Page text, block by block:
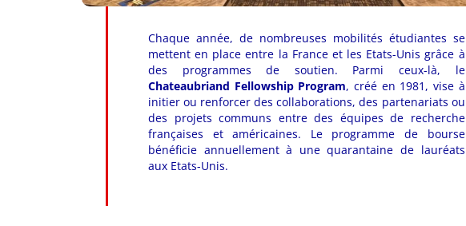
Chaque année, de nombreuses mobilités étudiantes se
mettent en place entre la France et les Etats-Unis grâce à
des programmes de soutien. Parmi ceux-là, le
Chateaubriand Fellowship Program, créé en 1981, vise à
initier ou renforcer des collaborations, des partenariats ou
des projets communs entre des équipes de recherche
françaises et américaines. Le programme de bourse
bénéficie annuellement à une quarantaine de lauréats
aux Etats-Unis.